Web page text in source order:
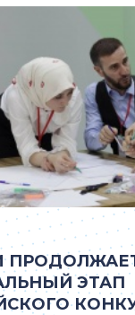
ЭТАП